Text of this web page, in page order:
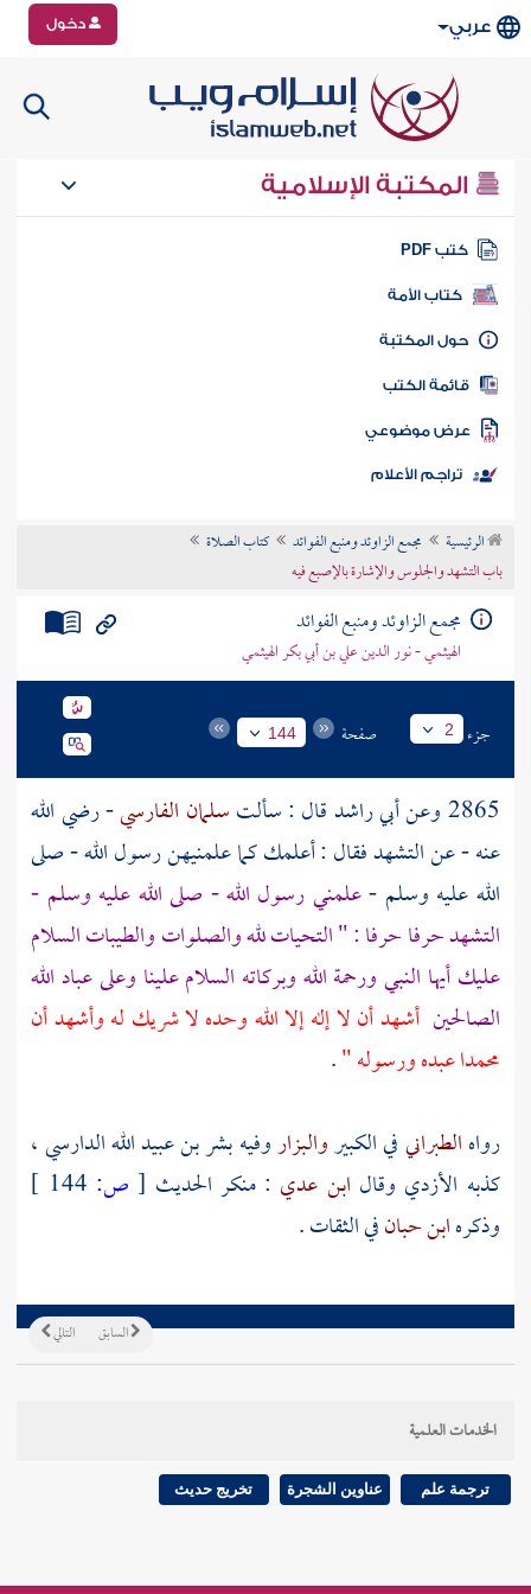
عربي دخول
المكتبة الإسلامية
كتب PDF
كتاب الأمة
المكتبة
الكتب
موضوعي
تراجم الأعلام
الرئيسية مجمع الزاوئد ومنبع الفوائد
كتاب الصلاة
باب التشهد والجلوس والإشارة بالإصبع فيه
مجمع الزاوئد ومنبع الفوائد
الهيثمي - نور الدين علي بن أبي بكر الهيثمي
جزء 2 صفحة 144
2865 وعن أبي راشدقال : سألتسلمان الفارسي- رضي الله
عنه - عن التشهد فقال : أعلمك كما علمنيهن رسول الله - صلى
الله عليه وسلم -علمني رسول الله - صلى الله عليه وسلم -
التشهد حرفا حرفا : " التحيات لله والصلوات والطيبات السلام
عليك أيها النبي ورحمة الله وبركاته السلام علينا وعلى عباد الله
الصالحين أشهد أن لا إله إلا الله وحده لا شريك له وأشهد أن
محمداعبده ورسوله ".
رواهالطبرانيفي الكبيروالبزاروفيهبشر بن عبيد الله الدارسي،
كذبه الأزدي وقال ابن عدي : منكر الحديث [ ص:
وذكرهابن حبانفي الثقات .
التالي السابق
الخدمات العلمية
ترجمة علم عناوين الشجرة تخريج حديث